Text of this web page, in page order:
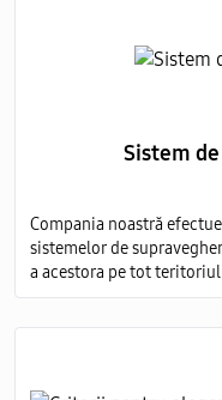
Sistem
Compania noastră
sistemelor de
a acestora pe tot